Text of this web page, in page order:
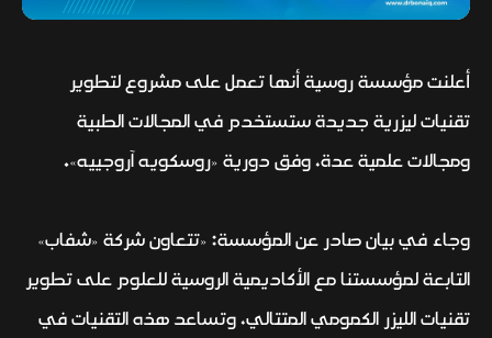
أعلنت مؤسسة روسية أنها تعمل على مشروع لتطوير
تقنيات ليزرية جديدة ستستخدم في المجالات الطبية
ومجالات علمية عدة، وفق دورية «روسكويه آروجييه».
وجاء في بيان صادر عن المؤسسة: «تتعاون شركة «شفاب»
التابعة لمؤسستنا مع الأكاديمية الروسية للعلوم على تطوير
تقنيات الليزر الكمومي المتتالي، وتساعد هذه التقنيات في